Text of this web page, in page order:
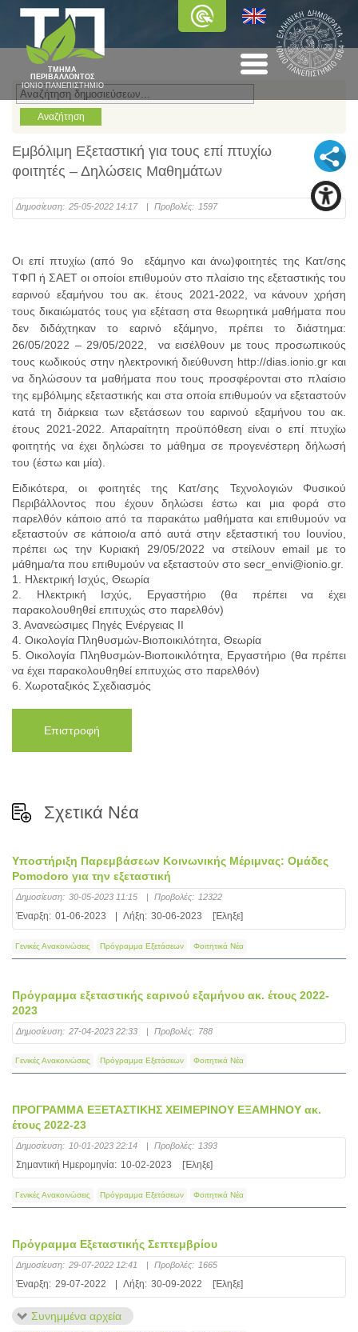
ΤΜΗΜΑ
ΠΕΡΙΒΑΛΛΟΝΤΟΣ
ΙΟΝΙΟ ΠΑΝΕΠΙΣΤΗΜΙΟ
Εμβόλιμη Εξεταστική για τους επί πτυχίω
φοιτητές – Δηλώσεις Μαθημάτων
Δημοσίευση: 25-05-2022 14:17 | Προβολές: 1597
Οι επί πτυχίω (από 9ο εξάμηνο και άνω)φοιτητές της Κατ/σης
ΤΦΠ ή ΣΑΕΤ οι οποίοι επιθυμούν στο πλαίσιο της εξεταστικής του
εαρινού εξαμήνου του ακ. έτους 2021-2022, να κάνουν χρήση
τους δικαιώματός τους για εξέταση στα θεωρητικά μαθήματα που
δεν διδάχτηκαν το εαρινό εξάμηνο, πρέπει το διάστημα:
26/05/2022 – 29/05/2022, να εισέλθουν με τους προσωπικούς
τους κωδικούς στην ηλεκτρονική διεύθυνση http://dias.ionio.gr και
να δηλώσουν τα μαθήματα που τους προσφέρονται στο πλαίσιο
της εμβόλιμης εξεταστικής και στα οποία επιθυμούν να εξεταστούν
κατά τη διάρκεια των εξετάσεων του εαρινού εξαμήνου του ακ.
έτους 2021-2022. Απαραίτητη προϋπόθεση είναι ο επί πτυχίω
φοιτητής να έχει δηλώσει το μάθημα σε προγενέστερη δήλωσή
του (έστω και μία).
Ειδικότερα, οι φοιτητές της Κατ/σης Τεχνολογιών Φυσικού
Περιβάλλοντος που έχουν δηλώσει έστω και μια φορά στο
παρελθόν κάποιο από τα παρακάτω μαθήματα και επιθυμούν να
εξεταστούν σε κάποιο/α από αυτά στην εξεταστική του Ιουνίου,
πρέπει ως την Κυριακή 29/05/2022 να στείλουν email με το
μάθημα/τα που επιθυμούν να εξεταστούν στο secr_envi@ionio.gr.
1. Ηλεκτρική Ισχύς, Θεωρία
2. Ηλεκτρική Ισχύς, Εργαστήριο (θα πρέπει να έχει
παρακολουθηθεί επιτυχώς στο παρελθόν)
3. Ανανεώσιμες Πηγές Ενέργειας ΙΙ
4. Οικολογία Πληθυσμών-Βιοποικιλότητα, Θεωρία
5. Οικολογία Πληθυσμών-Βιοποικιλότητα, Εργαστήριο (θα πρέπει
να έχει παρακολουθηθεί επιτυχώς στο παρελθόν)
6. Χωροταξικός Σχεδιασμός
Επιστροφή
Σχετικά Νέα
Υποστήριξη Παρεμβάσεων Κοινωνικής Μέριμνας: Ομάδες
Pomodoro για την εξεταστική
Δημοσίευση: 30-05-2023 11:15 | Προβολές: 12322
Έναρξη: 01-06-2023 Λήξη: 30-06-2023 [Έληξε]
Γενικές Ανακοινώσεις Πρόγραμμα Εξετάσεων Φοιτητικά Νέα
Πρόγραμμα εξεταστικής εαρινού εξαμήνου ακ. έτους 2022-
2023
Δημοσίευση: 27-04-2023 22:33 | Προβολές: 788
Γενικές Ανακοινώσεις Πρόγραμμα Εξετάσεων Φοιτητικά Νέα
ΠΡΟΓΡΑΜΜΑ ΕΞΕΤΑΣΤΙΚΗΣ ΧΕΙΜΕΡΙΝΟΥ ΕΞΑΜΗΝΟΥ ακ.
έτους 2022-23
Δημοσίευση: 10-01-2023 22:14 | Προβολές: 1393
Σημαντική Ημερομηνία: 10-02-2023 [Έληξε]
Γενικές Ανακοινώσεις Πρόγραμμα Εξετάσεων Φοιτητικά Νέα
Πρόγραμμα Εξεταστικής Σεπτεμβρίου
Δημοσίευση: 29-07-2022 12:41 | Προβολές: 1665
Έναρξη: 29-07-2022 Λήξη: 30-09-2022 [Έληξε]
Συνημμένα αρχεία